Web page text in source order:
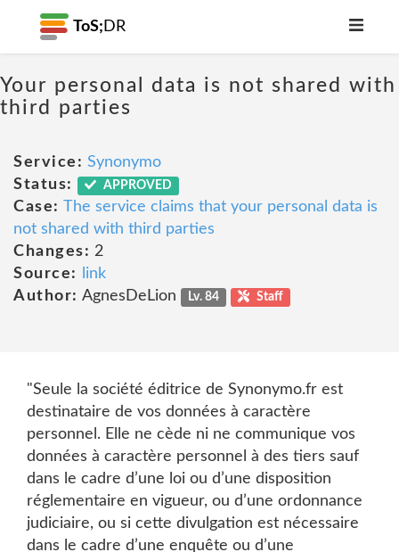
ToS; DR
Your personal data is not shared with
third parties
Service: Synonymo
Status:
APPROVED
Case: The service claims that your personal data is
not shared with third parties
Changes: 2
Source:
link
Author: AgnesDeLion Lv. 84 Staff
"Seule la société éditrice de Synonymo.fr est
destinataire de vos données à caractère
personnel. Elle ne cède ni ne communique vos
données à caractère personnel à des tiers sauf
dans le cadre d’une loi ou d’une disposition
réglementaire en vigueur, ou d’une ordonnance
judiciaire, ou si cette divulgation est nécessaire
dans le cadre d’une enquête ou d’une